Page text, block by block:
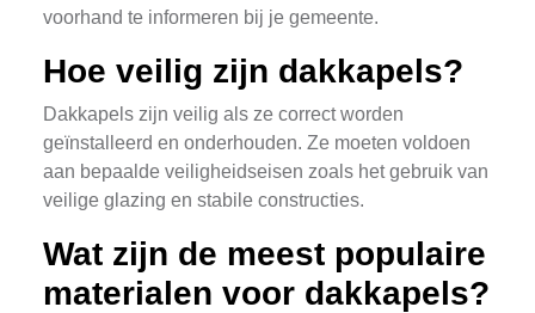
voorhand te informeren bij je gemeente.
Hoe veilig zijn dakkapels?
Dakkapels zijn veilig als ze correct worden
geïnstalleerd en onderhouden. Ze moeten voldoen
aan bepaalde veiligheidseisen zoals het gebruik van
veilige glazing en stabile constructies.
Wat zijn de meest populaire
materialen voor dakkapels?